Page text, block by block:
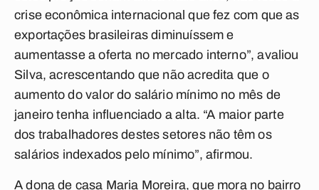
crise econômica internacional que fez com que as
exportações brasileiras diminuíssem e
aumentasse a oferta no mercado interno”, avaliou
Silva, acrescentando que não acredita que o
aumento do valor do salário mínimo no mês de
janeiro tenha influenciado a alta. “A maior parte
dos trabalhadores destes setores não têm os
salários indexados pelo mínimo”, afirmou.
A dona de casa Maria Moreira, que mora no bairro